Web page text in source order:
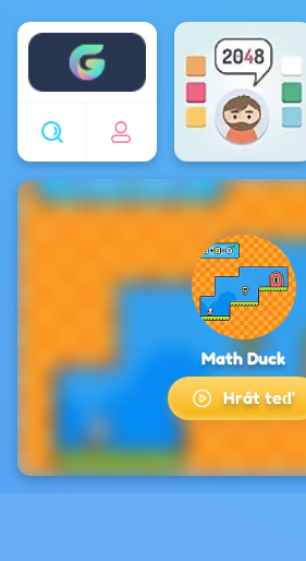
Enjoy4fun
Math Duck
Hrát teď